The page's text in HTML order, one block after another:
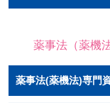
薬事法（薬機
薬事法(薬機法)専門